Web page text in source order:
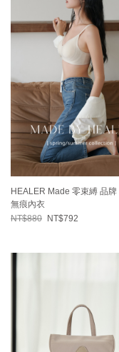
HEALER Made 零束縛 品牌
無痕內衣
NT$880
NT$792